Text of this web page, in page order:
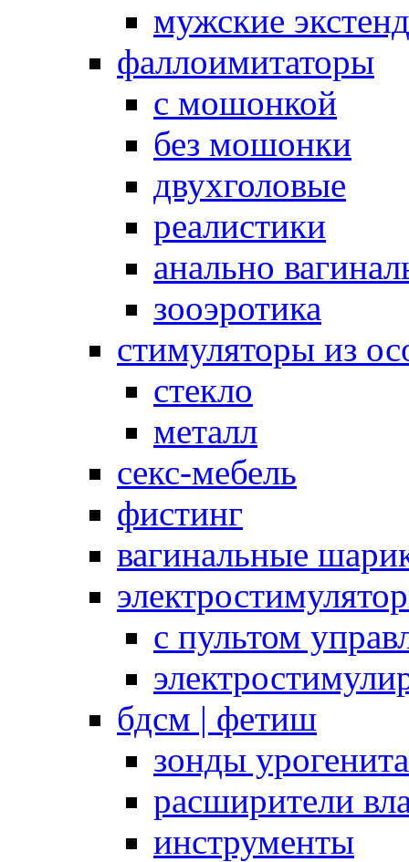
мужские
фаллоимитаторы
с мошонкой
без мошонки
двухголовые
реалистики
анально
зооэротика
стимуляторы из
стекло
металл
секс-мебель
фистинг
вагинальные
с пультом
бдсм | фетиш
зонды
расширители
инструменты